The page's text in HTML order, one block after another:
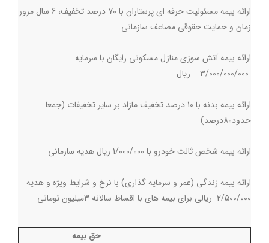
ارائه بیمه مسئولیت حرفه ای پرستاران با 70 درصد تخفیف، 6 سال مرور
زمان و حمایت حقوقی مضاعف سازمانی
ارائه بیمه آتش سوزی منازل مسکونی رایگان با سرمایه
ارائه بیمه بدنه با 10 درصد تخفیف مازاد بر سایر تخفیفات (جمعا
حدود80درصد)
ارائه بیمه شخص ثالث خودرو با 1/000/000 ریال هدیه سازمانی
ارائه بیمه زندگی (عمر و سرمایه گذاری) با نرخ و شرایط ویژه و هدیه
2/500/000 ریالی برای بیمه های با اقساط سالانه 3میلیون تومانی
حق بیمه